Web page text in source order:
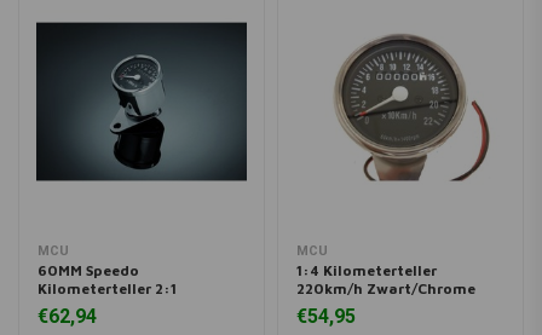
MCU
60MM Speedo
Kilometerteller 2:1
€62,94
MCU
1:4 Kilometerteller
220km/h Zwart/Chrome
€54,95